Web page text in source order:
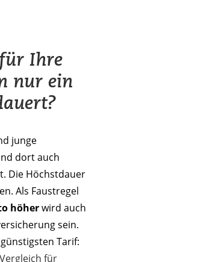
Ihre
nur ein
junge
dort auch
Die Höchstdauer
Als Faustregel
höherwird auch
sein.
Tarif:
Vergleich für